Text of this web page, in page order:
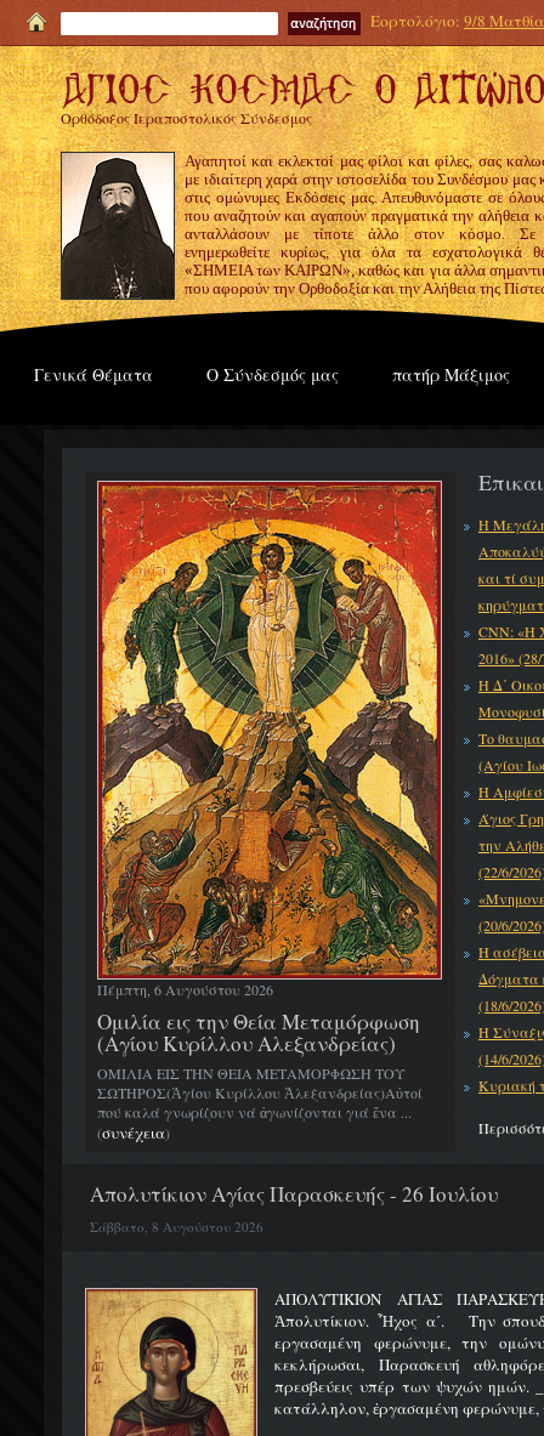
Εορτολόγιο: 9/8
Ορθόδοξος Ιεραποστολικός Σύνδεσμος
Αγαπητοί και εκλεκτοί μας φίλοι και φίλες, σας
με ιδιαίτερη χαρά στην ιστοσελίδα του Συνδέσμου μας
στις ομώνυμες Εκδόσεις μας. Απευθυνόμαστε σε
που αναζητούν και αγαπούν πραγματικά την αλήθεια
ανταλλάσουν με τίποτε άλλο στον κόσμο.
ενημερωθείτε κυρίως, για όλα τα εσχατολογικά
«ΣΗΜΕΙΑ των ΚΑΙΡΩΝ», καθώς και για άλλα
που αφορούν την Ορθοδοξία και την Αλήθεια της
Γενικά Θέματα Ο Σύνδεσμός μας πατήρ Μάξιμος
Πέμπτη, 6 Αυγούστου 2026
Ομιλία εις την Θεία Μεταμόρφωση
(Αγίου Κυρίλλου Αλεξανδρείας)
ΟΜΙΛΙΑ ΕΙΣ ΤΗΝ ΘΕΙΑ ΜΕΤΑΜΟΡΦΩΣΗ ΤΟΥ
ΣΩΤΗΡΟΣ(Ἁγίου Κυρίλλου Ἀλεξανδρείας)Αὐτοί
πού καλά γνωρίζουν νά ἀγωνίζονται γιά ἕνα ...
(συνέχεια)
Η Μεγάλη
και τί
CNN: «Η
2016»
Η Δ΄
Το
(Αγίου
Η
Άγιος
την
(22/6/
(20/6/
Η
Δόγματα
(18/6/
Η
(14/6/
Κυριακή
Απολυτίκιον Αγίας Παρασκευής - 26 Ιουλίου
Σάββατο, 8 Αυγούστου 2026
ΑΠΟΛΥΤΙΚΙΟΝ ΑΓΙΑΣ
Ἀπολυτίκιον. Ἦχος α΄. Την
εργασαμένη φερώνυμε, την
κεκλήρωσαι, Παρασκευή
πρεσβεύεις υπέρ των ψυχών ημών.
κατάλληλον, ἐργασαμένη φερώνυμε,